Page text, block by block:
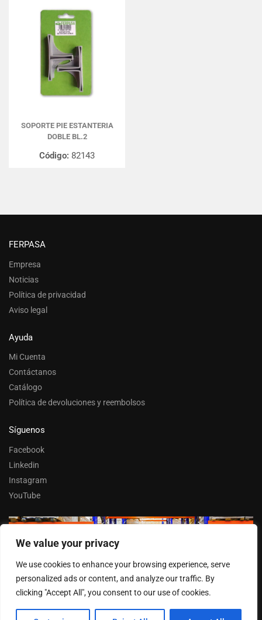
We value your privacy
We use cookies to enhance your browsing experience, serve
personalized ads or content, and analyze our traffic. By
clicking "Accept All", you consent to our use of cookies.
SOPORTE PIE ESTANTERIA
DOBLE BL.2
Código: 82143
FERPASA
Empresa
Noticias
Política de privacidad
Aviso legal
Ayuda
Mi Cuenta
Contáctanos
Catálogo
Política de devoluciones y reembolsos
Síguenos
Facebook
Linkedin
Instagram
YouTube
Trabaja con nosotros
Entrar